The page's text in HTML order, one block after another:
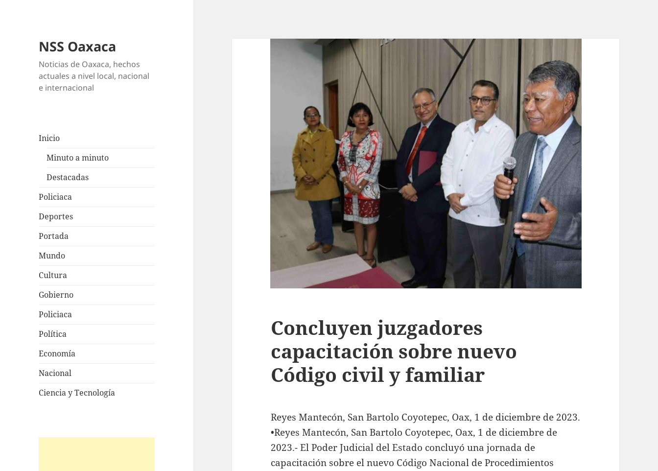
NSS Oaxaca
Noticias de Oaxaca, hechos
actuales a nivel local, nacional
e internacional
Inicio
Minuto a minuto
Destacadas
Policiaca
Deportes
Portada
Mundo
Cultura
Gobierno
Policiaca
Política
Economía
Nacional
Ciencia y Tecnología
Concluyen juzgadores
capacitación sobre nuevo
Código civil y familiar
Reyes Mantecón, San Bartolo Coyotepec, Oax, 1 de diciembre de 2023.
•Reyes Mantecón, San Bartolo Coyotepec, Oax, 1 de diciembre de
2023.- El Poder Judicial del Estado concluyó una jornada de
capacitación sobre el nuevo Código Nacional de Procedimientos